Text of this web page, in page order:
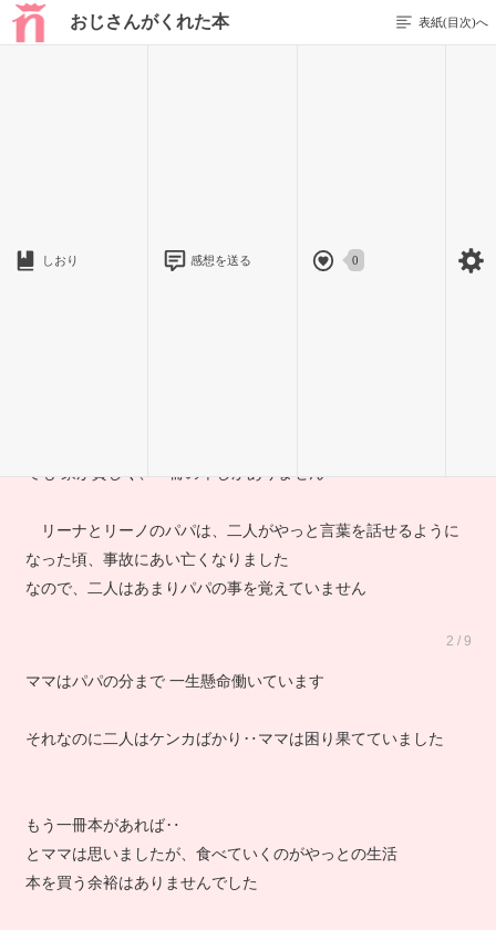
おじさんがくれた本 表紙(目次)へ
しおり 感想を送る 0
そこには、小さな双子の姉妹
リーナとリーノのパパは、二人がやっと言葉を話せるように
なった頃、事故にあい亡くなりました
なので、二人はあまりパパの事を覚えていません
2 / 9
ママはパパの分まで 一生懸命働いています
それなのに二人はケンカばかり‥ママは困り果てていました
もう一冊本があれば‥
とママは思いましたが、食べていくのがやっとの生活
本を買う余裕はありませんでした